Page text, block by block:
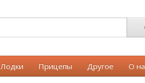
Лодки Прицепы Другое О